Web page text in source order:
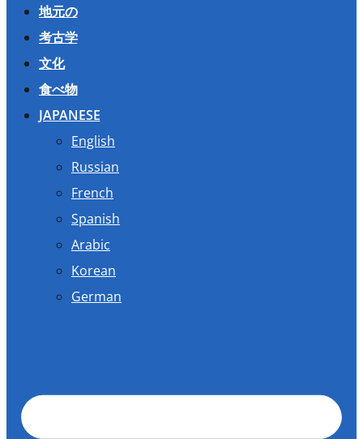
地元の
考古学
文化
食べ物
JAPANESE
English
Russian
French
Spanish
Arabic
Korean
German